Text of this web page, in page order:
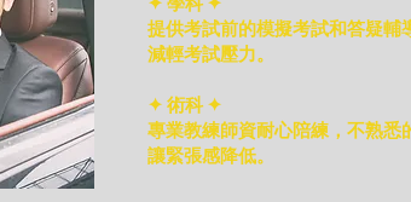
提供考試前的模擬考試和答疑輔
減輕考試壓力。
✦ 術科 ✦
專業教練師資耐心陪練，不熟悉
讓緊張感降低。